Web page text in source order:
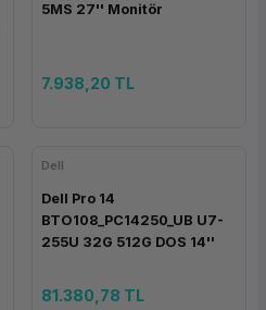
5MS 27'' Monitör
7.938,20 TL
Dell
Dell Pro 14
BTO108_PC14250_UB U7-
255U 32G 512G DOS 14''
81.380,78 TL